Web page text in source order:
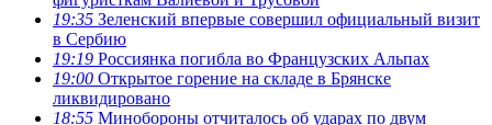
19:35 Зеленский впервые совершил официальный визит
в Сербию
19:19 Россиянка погибла во Французских Альпах
19:00 Открытое горение на складе в Брянске
ликвидировано
18:55 Минобороны отчиталось об ударах по двум